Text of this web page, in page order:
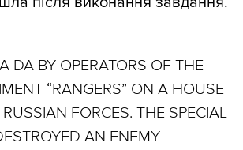
DA BY OPERATORS OF THE
“RANGERS” ON A HOUSE
FORCES. THE SPECIAL
AN ENEMY